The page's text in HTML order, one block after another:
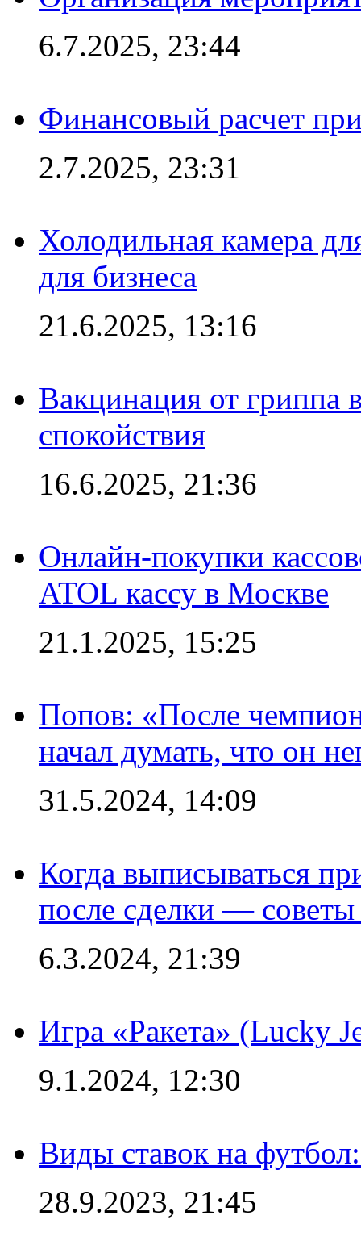
6.7.2025, 23:44
Финансовый расчет
2.7.2025, 23:31
Холодильная камера
для бизнеса
21.6.2025, 13:16
Вакцинация от гриппа
спокойствия
16.6.2025, 21:36
Онлайн-покупки
ATOL кассу в Москве
21.1.2025, 15:25
Попов: «После
начал думать, что он
31.5.2024, 14:09
Когда выписываться
после сделки —
6.3.2024, 21:39
Игра «Ракета» (Lucky
9.1.2024, 12:30
Виды ставок на
28.9.2023, 21:45